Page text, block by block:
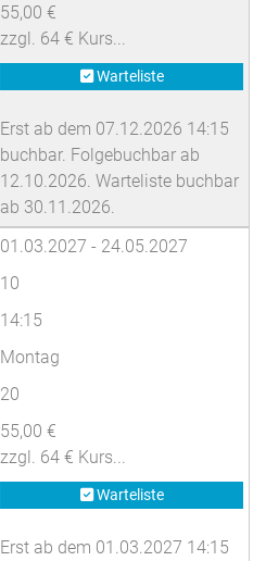
55,00 €
zzgl. 64 € Kurs...
Warteliste
Erst ab dem 07.12.2026 14:15
buchbar. Folgebuchbar ab
12.10.2026. Warteliste buchbar
ab 30.11.2026.
01.03.2027 - 24.05.2027
10
14:15
Montag
20
55,00 €
zzgl. 64 € Kurs...
Warteliste
Erst ab dem 01.03.2027 14:15